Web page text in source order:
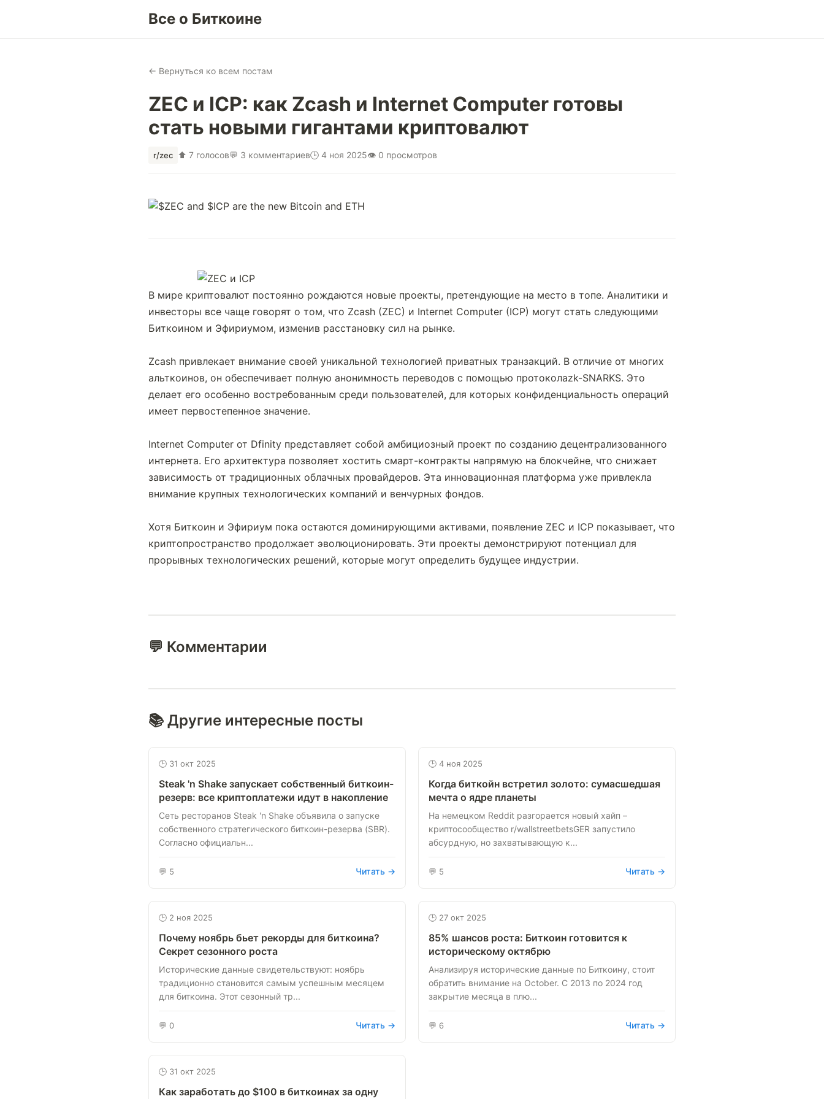
Все о Биткоине
← Вернуться ко всем постам
ZEC и ICP: как Zcash и Internet Computer готовы
стать новыми гигантами криптовалют
r/zec ⬆ 7 голосов💬 3 комментариев🕒 4 ноя 2025👁 0 просмотров
В мире криптовалют постоянно рождаются новые проекты, претендующие на место в топе. Аналитики и
инвесторы все чаще говорят о том, что Zcash (ZEC) и Internet Computer (ICP) могут стать следующими
Биткоином и Эфириумом, изменив расстановку сил на рынке.
Zcash привлекает внимание своей уникальной технологией приватных транзакций. В отличие от многих
альткоинов, он обеспечивает полную анонимность переводов с помощью протоколаzk-SNARKS. Это
делает его особенно востребованным среди пользователей, для которых конфиденциальность операций
имеет первостепенное значение.
Internet Computer от Dfinity представляет собой амбициозный проект по созданию децентрализованного
интернета. Его архитектура позволяет хостить смарт-контракты напрямую на блокчейне, что снижает
зависимость от традиционных облачных провайдеров. Эта инновационная платформа уже привлекла
внимание крупных технологических компаний и венчурных фондов.
Хотя Биткоин и Эфириум пока остаются доминирующими активами, появление ZEC и ICP показывает, что
криптопространство продолжает эволюционировать. Эти проекты демонстрируют потенциал для
прорывных технологических решений, которые могут определить будущее индустрии.
💬 Комментарии
📚 Другие интересные посты
🕒 31 окт 2025
Steak 'n Shake запускает собственный биткоин-
резерв: все криптоплатежи идут в накопление
Сеть ресторанов Steak 'n Shake объявила о запуске
собственного стратегического биткоин-резерва (SBR).
Согласно официальн...
💬 5 Читать →
🕒 4 ноя 2025
Когда биткойн встретил золото: сумасшедшая
мечта о ядре планеты
На немецком Reddit разгорается новый хайп –
криптосообщество r/wallstreetbetsGER запустило
абсурдную, но захватывающую к...
💬 5 Читать →
🕒 2 ноя 2025
Почему ноябрь бьет рекорды для биткоина?
Секрет сезонного роста
Исторические данные свидетельствуют: ноябрь
традиционно становится самым успешным месяцем
для биткоина. Этот сезонный тр...
💬 0 Читать →
🕒 27 окт 2025
85% шансов роста: Биткоин готовится к
историческому октябрю
Анализируя исторические данные по Биткоину, стоит
обратить внимание на October. С 2013 по 2024 год
закрытие месяца в плю...
💬 6 Читать →
🕒 31 окт 2025
Как заработать до $100 в биткоинах за одну